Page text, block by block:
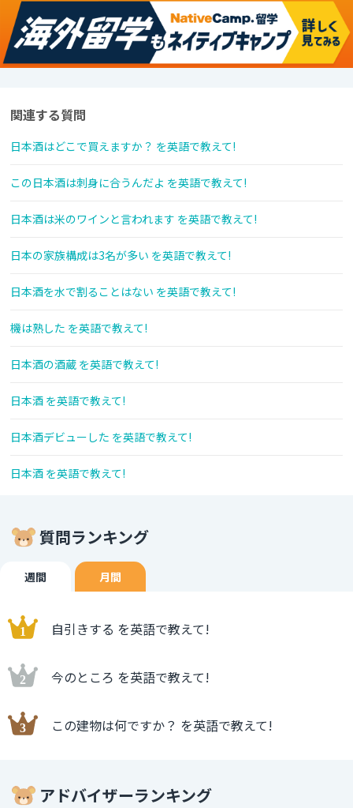
関連する質問
日本酒はどこで買えますか？ を英語で教えて!
この日本酒は刺身に合うんだよ を英語で教えて!
日本酒は米のワインと言われます を英語で教えて!
日本の家族構成は3名が多い を英語で教えて!
日本酒を水で割ることはない を英語で教えて!
機は熟した を英語で教えて!
日本酒の酒蔵 を英語で教えて!
日本酒 を英語で教えて!
日本酒デビューした を英語で教えて!
日本酒 を英語で教えて!
質問ランキング
週間 月間
自引きする を英語で教えて!
今のところ を英語で教えて!
この建物は何ですか？ を英語で教えて!
アドバイザーランキング